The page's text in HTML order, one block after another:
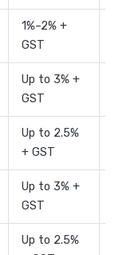
1%–2% +
GST
Up to 3% +
GST
Up to 2.5%
+ GST
Up to 3% +
GST
Up to 2.5%